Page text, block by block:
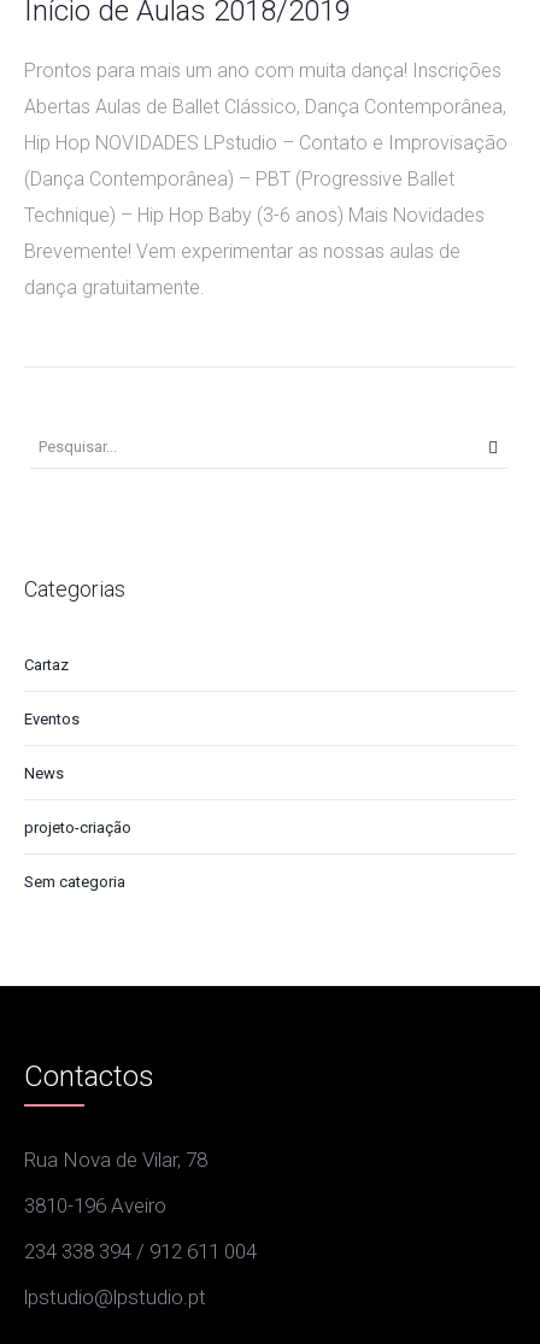
Início de Aulas 2018/2019
Prontos para mais um ano com muita dança! Inscrições
Abertas Aulas de Ballet Clássico, Dança Contemporânea,
Hip Hop NOVIDADES LPstudio – Contato e Improvisação
(Dança Contemporânea) – PBT (Progressive Ballet
Technique) – Hip Hop Baby (3-6 anos) Mais Novidades
Brevemente! Vem experimentar as nossas aulas de
dança gratuitamente.
Categorias
Cartaz
Eventos
News
projeto-criação
Sem categoria
Contactos
Rua Nova de Vilar, 78
3810-196 Aveiro
234 338 394 / 912 611 004
lpstudio@lpstudio.pt